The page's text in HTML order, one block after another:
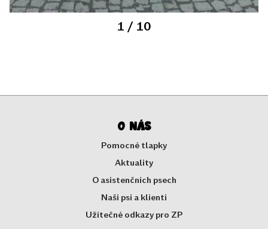
1 / 10
O nás
Pomocné tlapky
Aktuality
O asistenčních psech
Naši psi a klienti
Užitečné odkazy pro ZP